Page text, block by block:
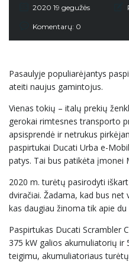
2020 19 gegužės
Komentarų: 0
Pasaulyje populiarėjantys
ateiti naujus gamintojus.
Vienas tokių – italų prekių
gerokai rimtesnes transporto
apsisprendė ir netrukus
paspirtukai Ducati Urba e-
patys. Tai bus patikėta įmonei
2020 m. turėtų pasirodyti
dviračiai. Žadama, kad bus net
kas daugiau žinoma tik apie du
Paspirtukas Ducati Scrambler
375 kW galios akumuliatorių ir
teigimu, akumuliatoriaus